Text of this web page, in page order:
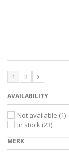
1 2
AVAILABILITY
Not available (1)
In stock (23)
MERK